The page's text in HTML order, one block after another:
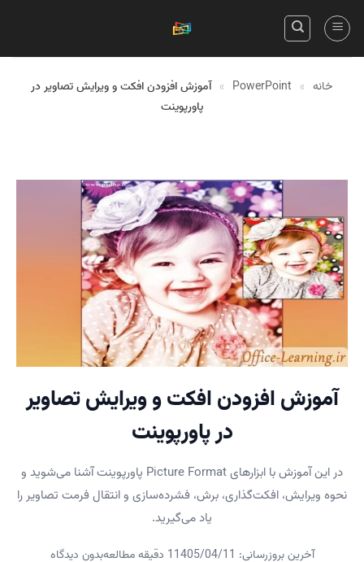
Skip
خانه »
PowerPoint
» آموزش افزودن افکت و ویرایش تصاویر در
پاورپوینت
آموزش افزودن افکت و ویرایش تصاویر
در پاورپوینت
در این آموزش با ابزارهای Picture Format پاورپوینت آشنا می‌شوید و
نحوه ویرایش، افکت‌گذاری، برش، فشرده‌سازی و انتقال فرمت تصاویر را
یاد می‌گیرید.
آخرین بروزرسانی: 1405/04/11 1 دقیقه مطالعه بدون دیدگاه